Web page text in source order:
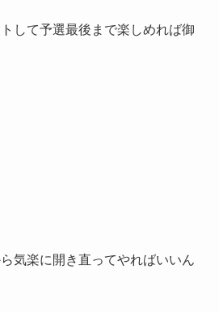
して予選最後まで楽しめれば御
気楽に開き直ってやればいいん